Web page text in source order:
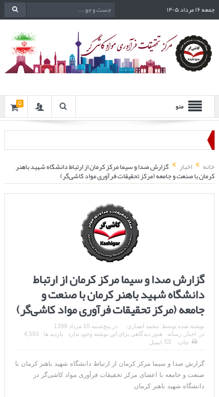
جمعه ۱۶ مرداد ۱۴۰۵
منو 0
خانه اخبار گزارش صدا و سیما مرکز کرمان از ارتباط دانشگاه شهید باهنر
کرمان با صنعت و جامعه (مرکز تحقیقات فرآوری مواد کاشی‌گر)
گزارش صدا و سیما مرکز کرمان از ارتباط
دانشگاه شهید باهنر کرمان با صنعت و
جامعه (مرکز تحقیقات فرآوری مواد کاشی‌گر)
نوشته شده توسط: محمد انصاری در پنج‌شنبه 10 مرداد 1398
در: اخبار , رسانه هنوز دیدگاهی برای این نوشته وجود ندارد
بازدید ها : 4,593
چاپ
ایمیل
گزارش صدا و سیما مرکز کرمان از ارتباط دانشگاه شهید باهنر کرمان با
صنعت و جامعه با اعضای مرکز تحقیقات فرآوری مواد کاشی‌گر در
دانشگاه شهید باهنر کرمان